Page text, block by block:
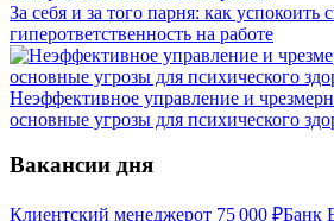
За себя и за того парня: как успокоить
гиперответственность на работе
Неэффективное управление и
основные угрозы для психического
Вакансии дня
Клиентский менеджерот 75 000 ₽Банк